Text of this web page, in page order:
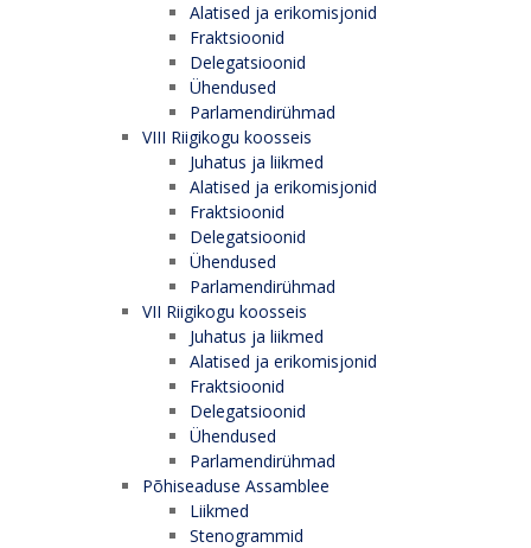
Alatised ja erikomisjonid
Fraktsioonid
Delegatsioonid
Ühendused
Parlamendirühmad
VIII Riigikogu koosseis
Juhatus ja liikmed
Alatised ja erikomisjonid
Fraktsioonid
Delegatsioonid
Ühendused
Parlamendirühmad
VII Riigikogu koosseis
Juhatus ja liikmed
Alatised ja erikomisjonid
Fraktsioonid
Delegatsioonid
Ühendused
Parlamendirühmad
Põhiseaduse Assamblee
Liikmed
Stenogrammid